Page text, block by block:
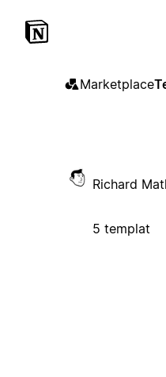
Marketplace
Richard
5 templat